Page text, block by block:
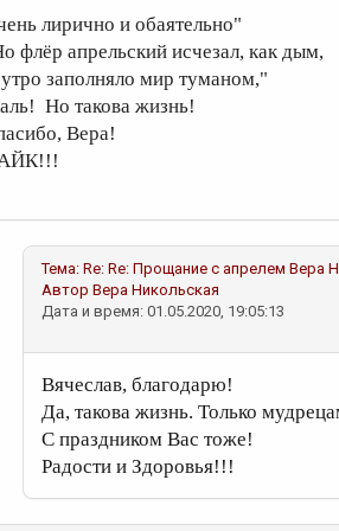
лирично и обаятельно"
флёр апрельский исчезал, как дым,
заполняло мир туманом,"
Но такова жизнь!
Вера!
Тема: Re: Re: Прощание с апрелем Вера
Автор Вера Никольская
Дата и время: 01.05.2020, 19:05:13
Вячеслав, благодарю!
Да, такова жизнь. Только
С праздником Вас тоже!
Радости и Здоровья!!!